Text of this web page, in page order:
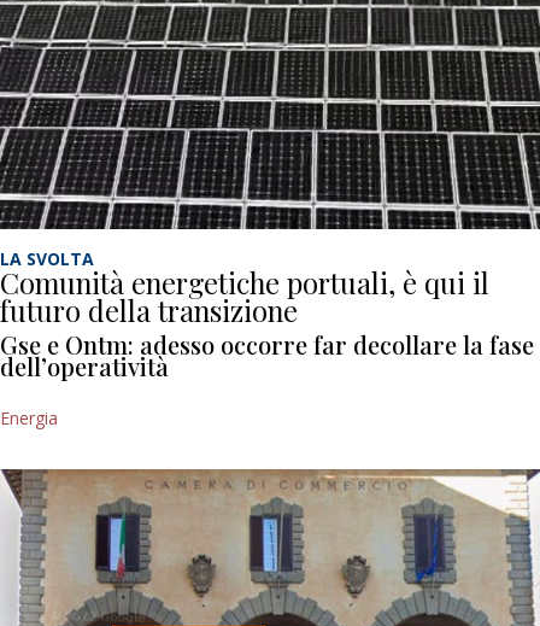
LA SVOLTA
Comunità energetiche portuali, è qui il
futuro della transizione
Gse e Ontm: adesso occorre far decollare la fase
dell’operatività
Energia